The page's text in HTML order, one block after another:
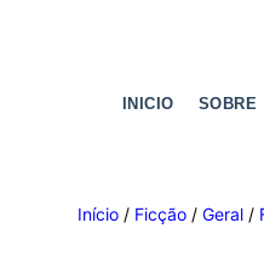
INICIO SOBRE
Início/ Ficção/ Geral/